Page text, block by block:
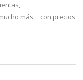
más… con precios